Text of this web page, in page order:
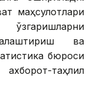
маҳсулотлари
ва
бюроси
таҳлил